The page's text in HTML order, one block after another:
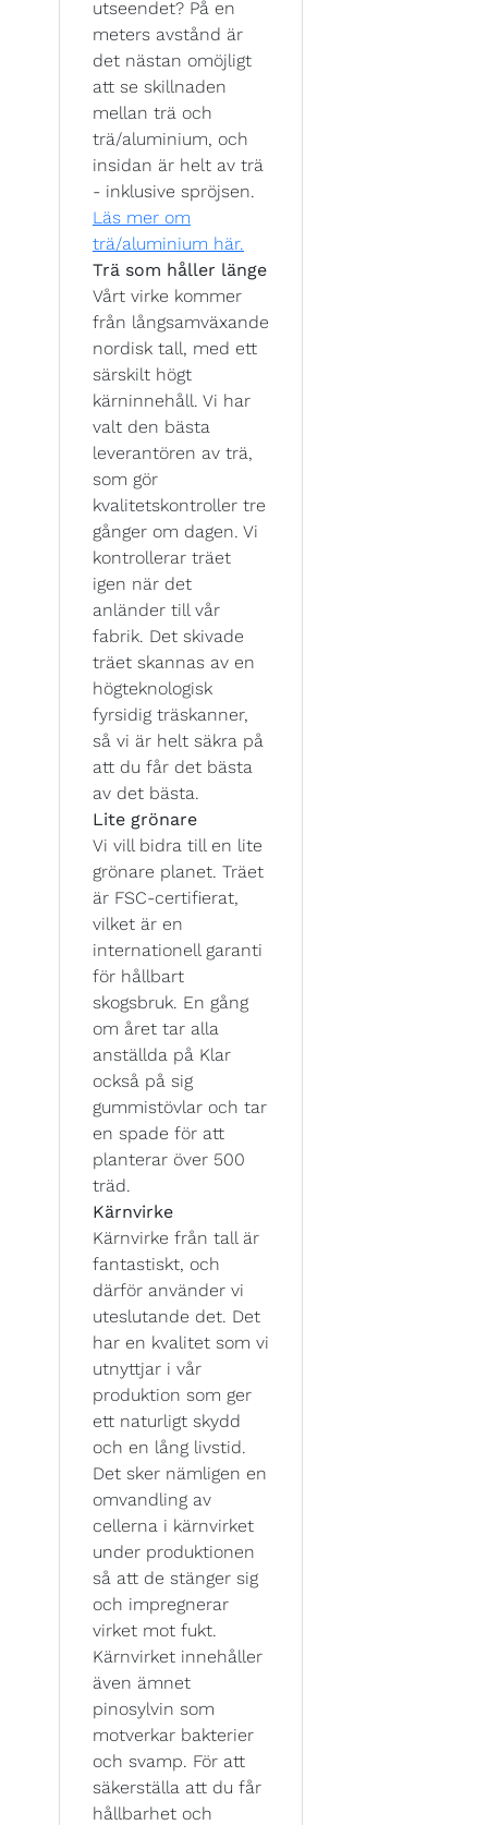
utseendet? På en
meters avstånd är
det nästan omöjligt
att se skillnaden
mellan trä och
trä/aluminium, och
insidan är helt av trä
- inklusive spröjsen.
Läs mer om
trä/aluminium här.
Trä som håller länge
Vårt virke kommer
från långsamväxande
nordisk tall, med ett
särskilt högt
kärninnehåll. Vi har
valt den bästa
leverantören av trä,
som gör
kvalitetskontroller tre
gånger om dagen. Vi
kontrollerar träet
igen när det
anländer till vår
fabrik. Det skivade
träet skannas av en
högteknologisk
fyrsidig träskanner,
så vi är helt säkra på
att du får det bästa
av det bästa.
Lite grönare
Vi vill bidra till en lite
grönare planet. Träet
är FSC-certifierat,
vilket är en
internationell garanti
för hållbart
skogsbruk. En gång
om året tar alla
anställda på Klar
också på sig
gummistövlar och tar
en spade för att
planterar över 500
träd.
Kärnvirke
Kärnvirke från tall är
fantastiskt, och
därför använder vi
uteslutande det. Det
har en kvalitet som vi
utnyttjar i vår
produktion som ger
ett naturligt skydd
och en lång livstid.
Det sker nämligen en
omvandling av
cellerna i kärnvirket
under produktionen
så att de stänger sig
och impregnerar
virket mot fukt.
Kärnvirket innehåller
även ämnet
pinosylvin som
motverkar bakterier
och svamp. För att
säkerställa att du får
hållbarhet och